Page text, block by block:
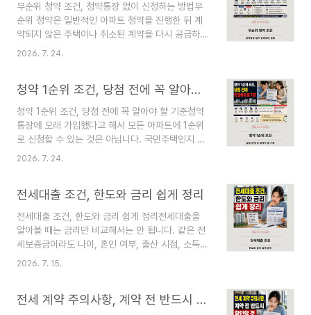
의 만기를 길게 설정하면 월 상환액은 크게 줄지만
전체 이자는 오히려 늘어날 수 있습니다. 👉 부동산
초보, 계약 전 꼭 볼 것 👉 부동산 전망, 뉴스보다
먼저 볼 지표 👉 부동산 실거래가, 실시간 조회 한
있습니다. 새 대출로 줄어드는 누적 이자..
무순위 청약 조건, 청약통장 없이 신청하는 방법무
순위 청약은 일반적인 아파트 청약을 진행한 뒤 계
약되지 않은 주택이나 취소된 계약을 다시 공급하는
절차입니다. 일반청약처럼 통장 가입기간과 예치금
할 수 있습니다. 다만 ‘무순위’라는 이름만 보고 누
2025년 6월 10일부터 일반적인 무순위 사후접수
는 무주택세대구성원 중심으로 바뀌었고, 시장 상황
에 따라 해당 지역이나 광역권 거주요건이 추가될
수 있습니다. 👉 부동산 전망, 뉴스보다 먼저 볼 지
약 전, 기존 아파트부터 보세요 무순위 청약은 크게
잔..
2026. 7. 24.
청약 1순위 조건, 당첨 전에 꼭 알아야 할 기준
청약 1순위 조건, 당첨 전에 꼭 알아야 할 기준청약
통장에 오래 가입했다고 해서 모든 아파트에 1순위
로 신청할 수 있는 것은 아닙니다. 국민주택인지 민
영주택인지, 공급지역이 수도권인지, 투기과열지구·
할 점은 청약 1순위는 당첨을 보장하는 순위가 아니
실입니다. 1순위자가 모집가구보다 많으면 국민주
택은 저축총액이나 납입횟수, 민영주택은 가점제와
추첨제 기준으로 다시 당첨자를 가립니다. 👉 부동
산 전망, 뉴스보다 먼저 볼 지표 👉 부동산 초보, 계
보세요 청약 자격은 대부분 입주자모집공고일을
기..
2026. 7. 24.
전세대출 조건, 한도와 금리 쉽게 정리
전세대출 조건, 한도와 금리 쉽게 정리전세대출을
알아볼 때는 금리만 비교해서는 안 됩니다. 같은 전
세보증금이라도 나이, 혼인 여부, 출산 시점, 소득,
자산, 기존 대출과 주택 보유 여부에 따라 이용할 수
과 은행 자금을 이용하는 일반 전세대출로 나눌 수
2026. 7. 15.
전세 계약 주의사항, 계약 전 반드시 확인할 것